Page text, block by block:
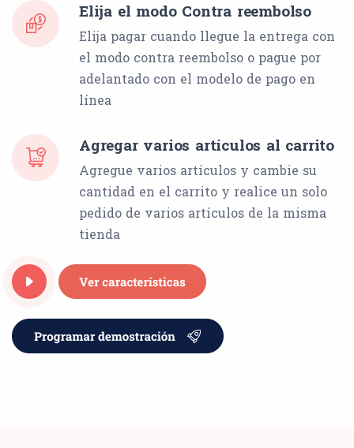
Elija el modo Contra reembolso
Elija pagar cuando llegue la entrega con
el modo contra reembolso o pague por
adelantado con el modelo de pago en
línea
Agregar varios artículos al carrito
Agregue varios artículos y cambie su
cantidad en el carrito y realice un solo
pedido de varios artículos de la misma
tienda